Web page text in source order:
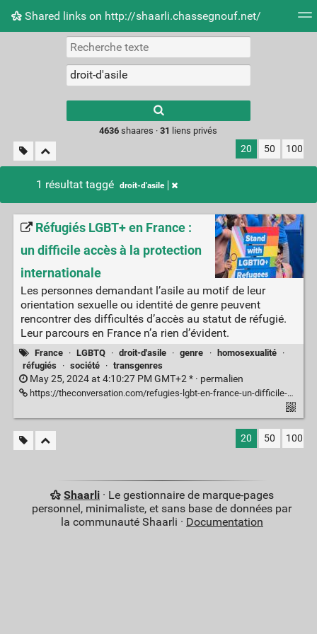
Shared links on http://shaarli.chassegnouf.net/
Nuage de tags Mur d'images
results.
4636 shaares ·31 liens privés
20 50 100
1 résultat taggé droit-d'asile
Réfugiés LGBT+ en France :
un difficile accès à la protection
internationale
Les personnes demandant l’asile au motif de leur
orientation sexuelle ou identité de genre peuvent
rencontrer des difficultés d’accès au statut de réfugié.
Leur parcours en France n’a rien d’évident.
France · LGBTQ · droit-d'asile · genre · homosexualité
·
réfugiés
· société · transgenres
May 25, 2024 at 4:10:27 PM GMT+2 * · permalien
https://theconversation.com/refugies-lgbt-en-france-un-difficile-acces-a-la-protection-internationale-229264
20 50 100
Shaarli· Le gestionnaire de marque-pages
personnel, minimaliste, et sans base de données par
la communauté Shaarli · Documentation